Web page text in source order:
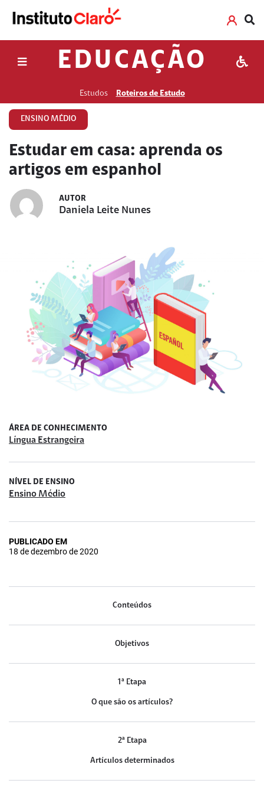
EDUCAÇÃO
Estudos Roteiros de Estudo
ENSINO MÉDIO
Estudar em casa: aprenda os
artigos em espanhol
AUTOR
Daniela Leite Nunes
ÁREA DE CONHECIMENTO
Língua Estrangeira
NÍVEL DE ENSINO
Ensino Médio
PUBLICADO EM
18 de dezembro de 2020
Conteúdos
Objetivos
1ª Etapa
O que são os artículos?
2ª Etapa
Artículos determinados